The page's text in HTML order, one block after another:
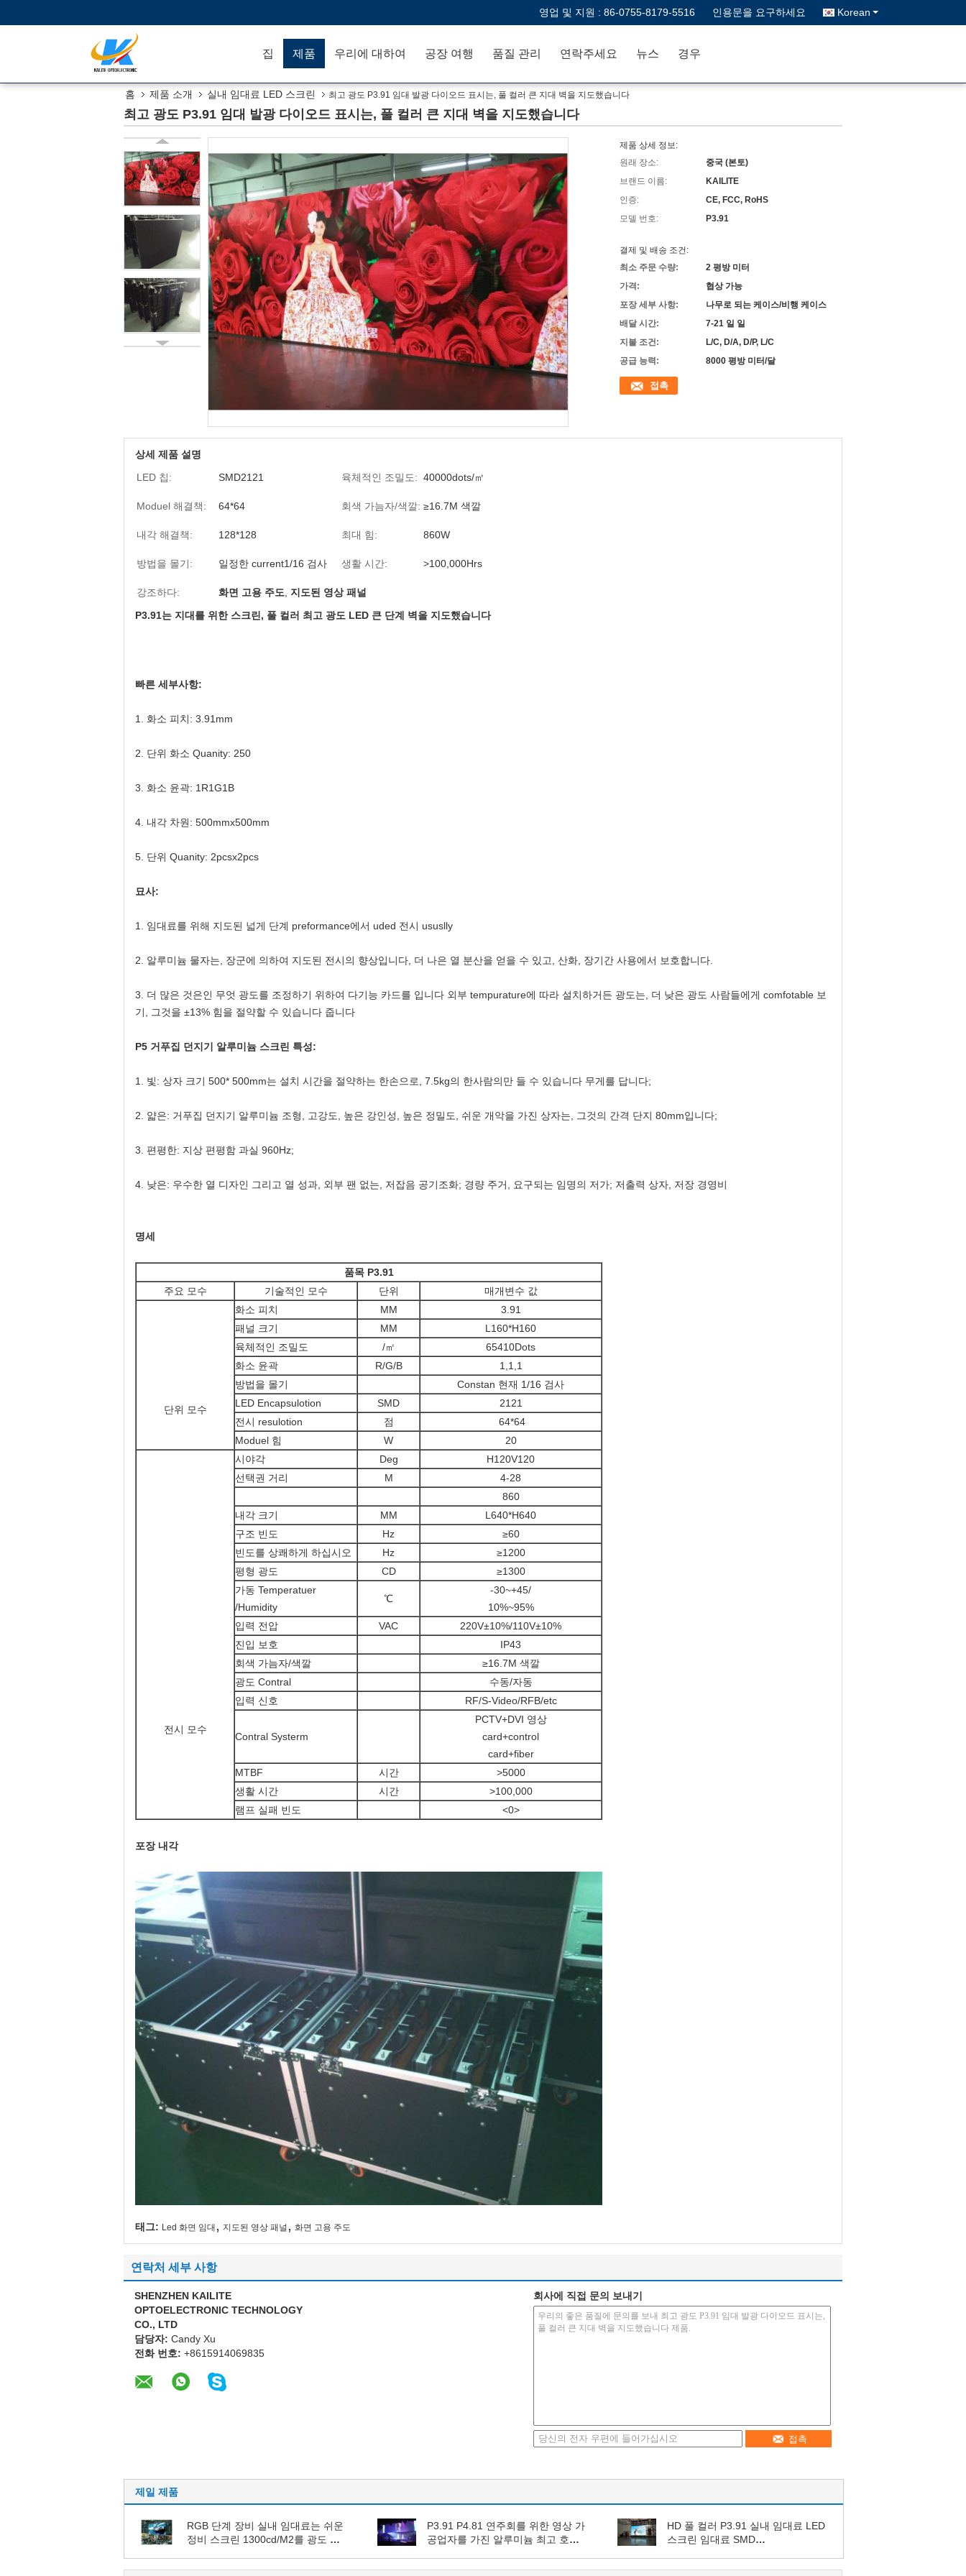
영업 및 지원 : 86-0755-8179-5516 인용문을 요구하세요 Korean
집 제품 우리에 대하여 공장 여행 품질 관리 연락주세요 뉴스 경우
홈 제품 소개 실내 임대료 LED 스크린 최고 광도 P3.91 임대 발광 다이오드 표시는, 풀 컬러 큰 지대 벽을 지도했습니다
최고 광도 P3.91 임대 발광 다이오드 표시는, 풀 컬러 큰 지대 벽을 지도했습니다
제품 상세 정보:
원래 장소:
중국 (본토)
브랜드 이름:
KAILITE
인증:
CE, FCC, RoHS
모델 번호:
P3.91
결제 및 배송 조건:
최소 주문 수량:
2 평방 미터
가격:
협상 가능
포장 세부 사항:
나무로 되는 케이스/비행 케이스
배달 시간:
7-21 일 일
지불 조건:
L/C, D/A, D/P, L/C
공급 능력:
8000 평방 미터/달
접촉
상세 제품 설명
LED 칩:
SMD2121 육체적인 조밀도: 40000dots/㎡
Moduel 해결책: 64*64 회색 가늠자/색깔: ≥16.7M 색깔
내각 해결책: 128*128 최대 힘: 860W
방법을 몰기: 일정한 current1/16 검사 생활 시간: >100,000Hrs
강조하다: 화면 고용 주도
지도된 영상 패널
P3.91는 지대를 위한 스크린, 풀 컬러 최고 광도 LED 큰 단계 벽을 지도했습니다
빠른 세부사항:
1. 화소 피치: 3.91mm
2. 단위 화소 Quanity: 250
3. 화소 윤곽: 1R1G1B
4. 내각 차원: 500mmx500mm
5. 단위 Quanity: 2pcsx2pcs
묘사:
1. 임대료를 위해 지도된 넓게 단계 preformance에서 uded 전시 ususlly
2. 알루미늄 물자는, 장군에 의하여 지도된 전시의 향상입니다, 더 나은 열 분산을 얻을 수 있고, 산화, 장기간 사용에서 보호합니다.
3. 더 많은 것은인 무엇 광도를 조정하기 위하여 다기능 카드를 입니다 외부 tempurature에 따라 설치하거든 광도는, 더 낮은 광도 사람들에게 comfotable 보
기, 그것을 ±13% 힘을 절약할 수 있습니다 줍니다
P5 거푸집 던지기 알루미늄 스크린 특성:
1. 빛: 상자 크기 500* 500mm는 설치 시간을 절약하는 한손으로, 7.5kg의 한사람의만 들 수 있습니다 무게를 답니다;
2. 얇은: 거푸집 던지기 알루미늄 조형, 고강도, 높은 강인성, 높은 정밀도, 쉬운 개악을 가진 상자는, 그것의 간격 단지 80mm입니다;
3. 편평한: 지상 편평함 과실 960Hz;
4. 낮은: 우수한 열 디자인 그리고 열 성과, 외부 팬 없는, 저잡음 공기조화; 경량 주거, 요구되는 임명의 저가; 저출력 상자, 저장 경영비
명세
품목 P3.91
주요 모수
기술적인 모수 단위 매개변수 값
단위 모수
화소 피치 MM
3.91
패널 크기
MM
L160*H160
육체적인 조밀도
/㎡
65410Dots
화소 윤곽
R/G/B
1,1,1
방법을 몰기
Constan 현재 1/16 검사
LED Encapsulotion
SMD
2121
전시 resulotion
점
64*64
Moduel 힘
W 20
전시 모수
시야각 Deg
H120V120
선택권 거리
M
4-28
860
내각 크기
MM
L640*H640
구조 빈도
Hz
≥60
빈도를 상쾌하게 하십시오
Hz
≥1200
평형 광도
CD
≥1300
가동 Temperatuer
/Humidity
℃
-30~+45/
10%~95%
입력 전압
VAC
220V±10%/110V±10%
진입 보호
IP43
회색 가늠자/색깔
≥16.7M 색깔
광도 Contral
수동/자동
입력 신호
RF/S-Video/RFB/etc
Contral Systerm
PCTV+DVI 영상
card+control
card+fiber
MTBF
시간
>5000
생활 시간
시간
>100,000
램프 실패 빈도
<0>
포장 내각
태그: Led 화면 임대 지도된 영상 패널 화면 고용 주도
연락처 세부 사항
SHENZHEN KAILITE
OPTOELECTRONIC TECHNOLOGY
CO., LTD
담당자: Candy Xu
전화 번호: +8615914069835
회사에 직접 문의 보내기
접촉
제일 제품
RGB 단계 장비 실내 임대료는 쉬운
정비 스크린 1300cd/M2를 광도 지
P3.91 P4.81 연주회를 위한 영상 가
공업자를 가진 알루미늄 최고 호리
HD 풀 컬러 P3.91 실내 임대료 LED
스크린 임대료 SMD